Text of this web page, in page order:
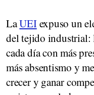
LaUEIexpuso un
del tejido industrial:
cada día con más
más absentismo y
crecer y ganar